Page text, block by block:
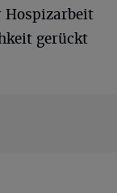
Hospizarbeit
gerückt